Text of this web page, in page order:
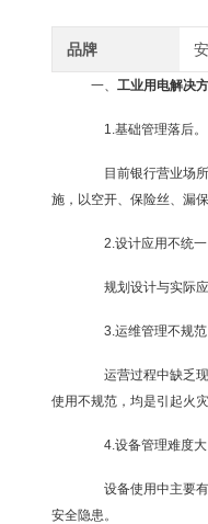
品牌
一、 工业用电解决
1.基础管理落后。
目前银行营业场所
施，以空开、保险丝、漏
2.设计应用不统一
规划设计与实际应
3.运维管理不规范
运营过程中缺乏现
使用不规范，均是引起火
4.设备管理难度大
设备使用中主要有
安全隐患。